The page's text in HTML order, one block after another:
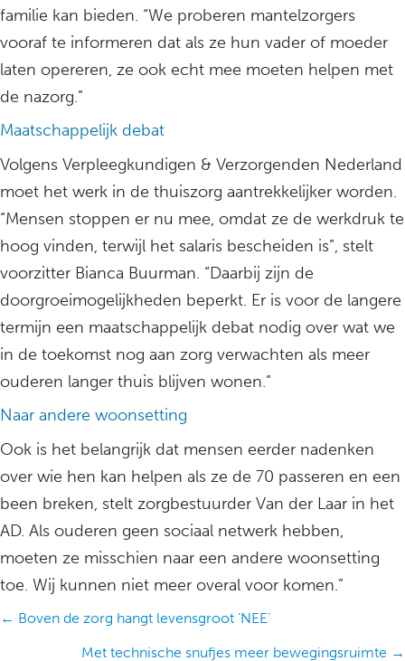
familie kan bieden. “We proberen mantelzorgers
vooraf te informeren dat als ze hun vader of moeder
laten opereren, ze ook echt mee moeten helpen met
de nazorg.”
Maatschappelijk debat
Volgens Verpleegkundigen & Verzorgenden Nederland
moet het werk in de thuiszorg aantrekkelijker worden.
“Mensen stoppen er nu mee, omdat ze de werkdruk te
hoog vinden, terwijl het salaris bescheiden is”, stelt
voorzitter Bianca Buurman. “Daarbij zijn de
doorgroeimogelijkheden beperkt. Er is voor de langere
termijn een maatschappelijk debat nodig over wat we
in de toekomst nog aan zorg verwachten als meer
ouderen langer thuis blijven wonen.”
Naar andere woonsetting
Ook is het belangrijk dat mensen eerder nadenken
over wie hen kan helpen als ze de 70 passeren en een
been breken, stelt zorgbestuurder Van der Laar in het
AD. Als ouderen geen sociaal netwerk hebben,
moeten ze misschien naar een andere woonsetting
toe. Wij kunnen niet meer overal voor komen.”
Posts
navigation
← Boven de zorg hangt levensgroot ’NEE’
Met technische snufjes meer bewegingsruimte →